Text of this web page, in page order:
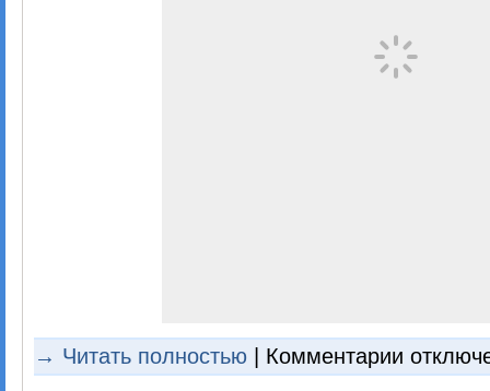
→ Читать полностью Комментарии записи